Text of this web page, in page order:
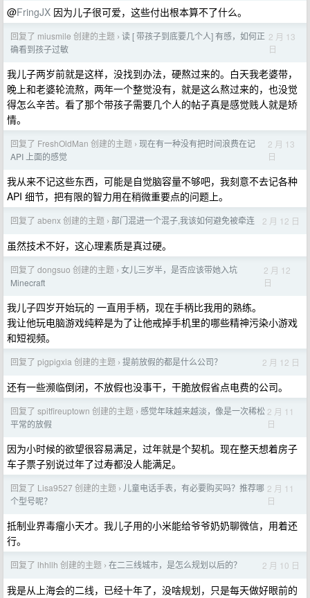
@FringJX 因为儿子很可爱，这些付出根本算不了什么。
回复了 miusmile 创建的主题 › 读 [ 带孩子到底要几个人] 有感，如何正
确看到孩子过敏
2 月 13
日
我儿子两岁前就是这样，没找到办法，硬熬过来的。白天我老婆带，
晚上和老婆轮流熬，两年一个整觉没有，就是这么熬过来的，也没觉
得怎么辛苦。看了那个带孩子需要几个人的帖子真是感觉贱人就是矫
情。
回复了 FreshOldMan 创建的主题 › 现在有一种没有把时间浪费在记
API 上面的感觉
2 月 13
日
我从来不记这些东西，可能是自觉脑容量不够吧，我刻意不去记各种
API 细节，把有限的智力用在稍微重要点的问题上。
回复了 abenx 创建的主题 › 部门混进一个混子,我该如何避免被牵连 2 月 12 日
虽然技术不好，这心理素质是真过硬。
回复了 dongsuo 创建的主题 › 女儿三岁半，是否应该带她入坑
Minecraft
2 月 12
日
我儿子四岁开始玩的 一直用手柄，现在手柄比我用的熟练。
我让他玩电脑游戏纯粹是为了让他戒掉手机里的哪些精神污染小游戏
和短视频。
回复了 pigpigxia 创建的主题 › 提前放假的都是什么公司？ 2 月 12 日
还有一些濒临倒闭，不放假也没事干，干脆放假省点电费的公司。
回复了 spitfireuptown 创建的主题 › 感觉年味越来越淡，像是一次稀松
平常的放假
2 月 11
日
因为小时候的欲望很容易满足，过年就是个契机。现在整天想着房子
车子票子别说过年了过寿都没人能满足。
回复了 Lisa9527 创建的主题 › 儿童电话手表，有必要购买吗？推荐哪
个型号呢？
2 月 11
日
抵制业界毒瘤小天才。我儿子用的小米能给爷爷奶奶聊微信，用着还
行。
回复了 lhhllh 创建的主题 › 在二三线城市，是怎么规划以后的？ 2 月 10 日
我是从上海会的二线，已经十年了，没啥规划，只是每天做好眼前的